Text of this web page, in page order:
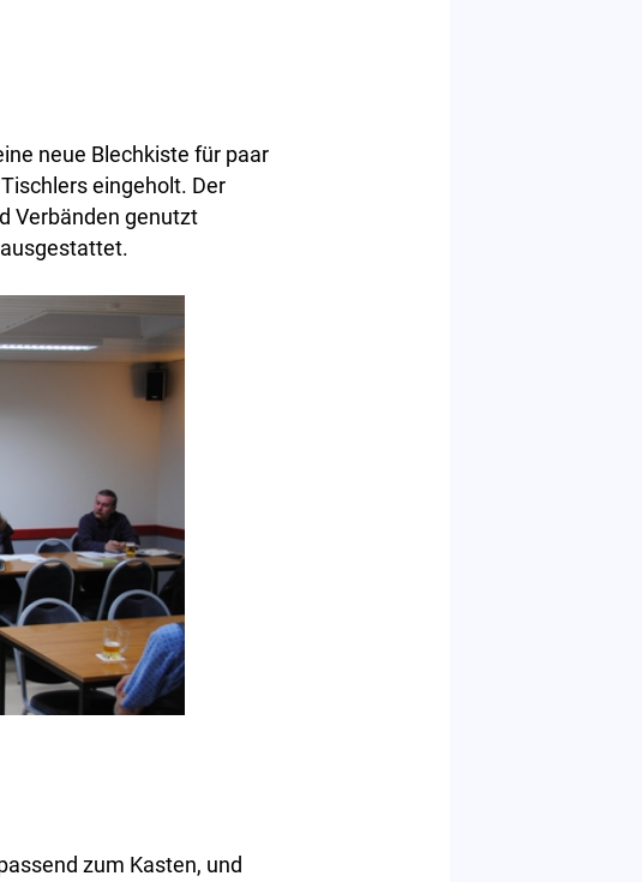
neue Blechkiste für paar
eingeholt. Der
Verbänden genutzt
zum Kasten, und